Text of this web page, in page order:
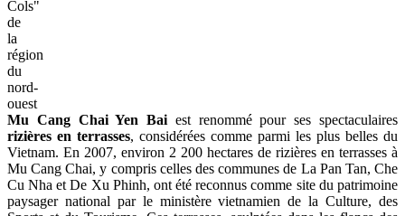
Col
de
Khau
Pha
-
l'un
des